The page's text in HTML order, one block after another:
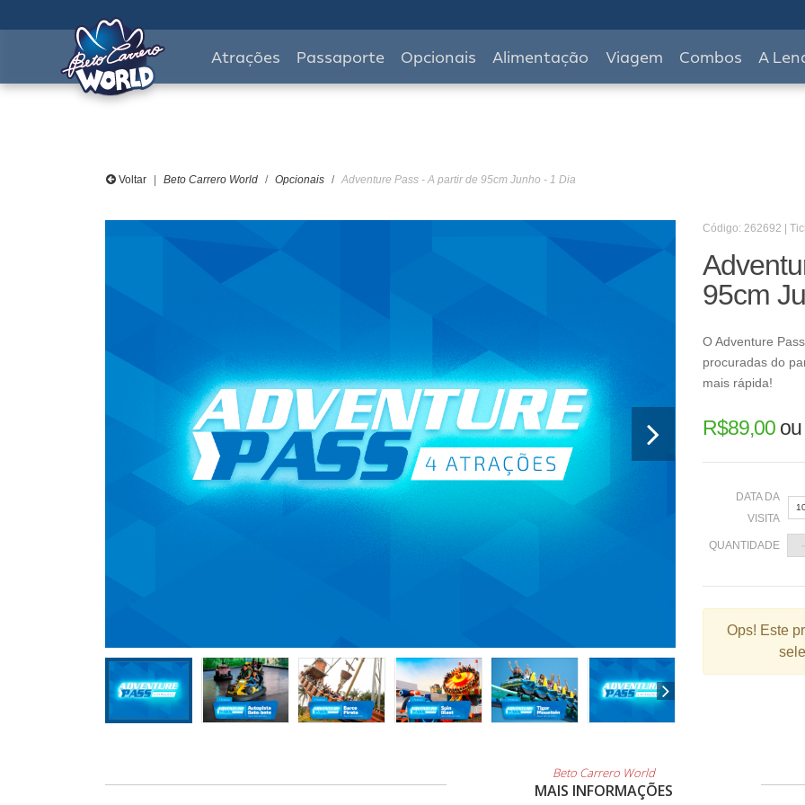
Atrações Passaporte Opcionais Alimentação Viagem Combos A
Voltar Beto Carrero World Opcionais Adventure Pass - A partir de 95cm Junho - 1 Dia
Código: 262692 |
95cm
O Adventure
procuradas do
mais rápida!
R$89,00ou
DATA DA
VISITA
2
9
QUANTIDADE
Ops! Este
Beto Carrero World
MAIS INFORMAÇÕES